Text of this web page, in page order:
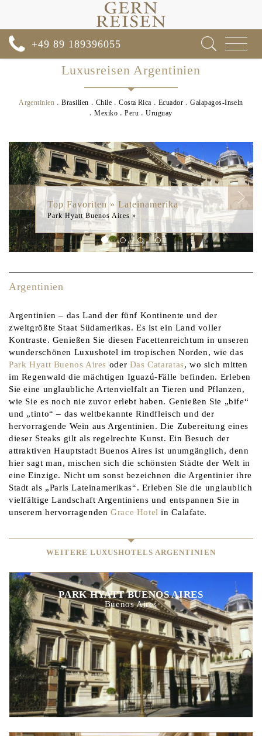
Toggle
+49 89 189396055
Luxusreisen Argentinien
Argentinien Brasilien Chile Costa Rica Ecuador
Galapagos-Inseln
Mexiko
Peru Uruguay
Top Favoriten » Lateinamerika
Park Hyatt Buenos Aires »
Previous Next
Argentinien
Argentinien – das Land der fünf Kontinente und der
zweitgrößte Staat Südamerikas. Es ist ein Land voller
Kontraste. Genießen Sie diesen Facettenreichtum in unseren
wunderschönen Luxushotel im tropischen Norden, wie das
Park Hyatt Buenos Aires oder Das Cataratas, wo sich mitten
im Regenwald die mächtigen Iguazú-Fälle befinden. Erleben
Sie eine unglaubliche Artenvielfalt an Tieren und Pflanzen,
wie Sie es noch nie zuvor erlebt haben. Genießen Sie „bife“
und „tinto“ – das weltbekannte Rindfleisch und der
hervorragende Wein aus Argentinien. Die Zubereitung eines
dieser Steaks gilt als regelrechte Kunst. Ein Besuch der
attraktiven Hauptstadt Buenos Aires ist unumgänglich, denn
hier sagt man, mischen sich die schönsten Städte der Welt in
eine Einzige. Nicht um sonst bezeichnen die Argentinier ihre
Stadt als „Paris Lateinamerikas“. Erleben Sie die unglaublich
vielfältige Landschaft Argentiniens und entspannen Sie in
unserem hervorragendenGrace Hotel in Calafate.
WEITERE LUXUSHOTELS ARGENTINIEN
PARK HYATT BUENOS AIRES
Buenos Aires